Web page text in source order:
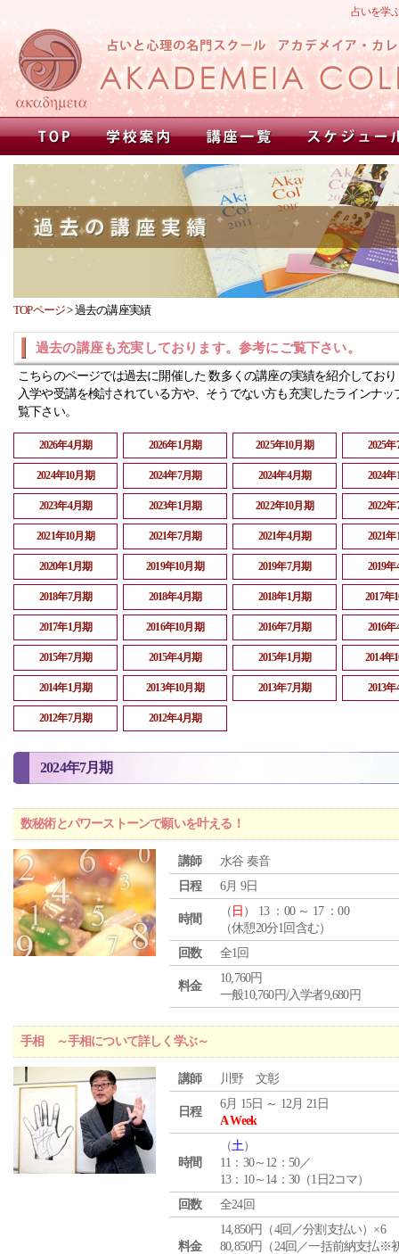
占いを学
TOPページ>過去の講座実績
過去の講座も充実しております。参考にご覧下さい。
こちらのページでは過去に開催した 数多くの講座の実績を紹介してお
入学や受講を検討されている方や、そうでない方も充実したラインナッ
覧下さい。
2026年4月期 2026年1月期 2025年10月期 2025
2024年10月期 2024年7月期 2024年4月期 2024
2023年4月期 2023年1月期 2022年10月期 2022
2021年10月期 2021年7月期 2021年4月期 2021
2020年1月期 2019年10月期 2019年7月期 2019
2018年7月期 2018年4月期 2018年1月期 2017年
2017年1月期 2016年10月期 2016年7月期 2016
2015年7月期 2015年4月期 2015年1月期 2014年
2014年1月期 2013年10月期 2013年7月期 2013
2012年7月期 2012年4月期
2024年7月期
数秘術とパワーストーンで願いを叶える！
講師
水谷 奏音
日程
6月 9日
時間
（ 日 ） 13 ：00 ～ 17 ：00
（休憩20分1回含む）
回数
全1回
料金
10,760円
一般10,760円/入学者9,680円
手相 ～手相について詳しく学ぶ～
講師 川野 文彰
日程
6月 15日 ～ 12月 21日
A Week
時間
（土）
11：30～12：50／
13：10～14：30（1日2コマ）
回数
全24回
料金
14,850円（4回／分割支払い）×6
80,850円（24回／一括前納支払※